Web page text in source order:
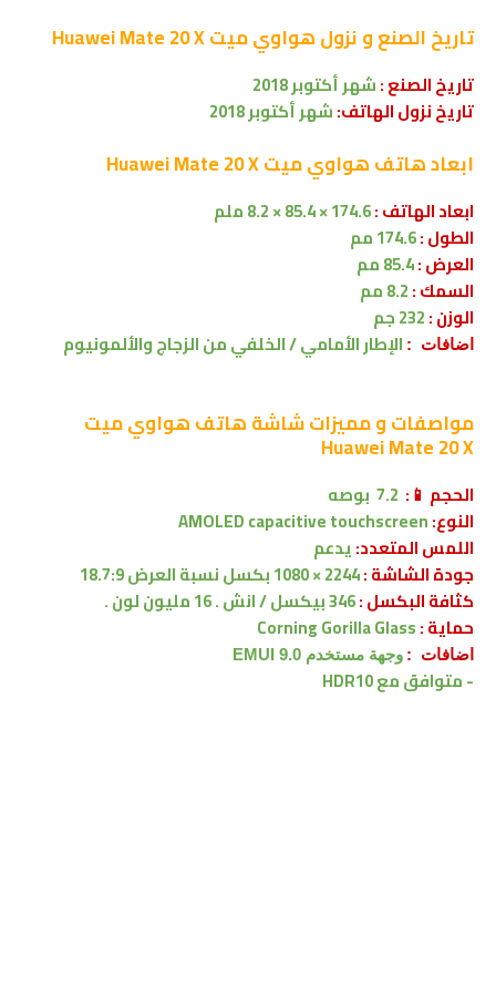
تاريخ الصنع و نزولهواوي ميت Huawei Mate 20 X
تاريخ الصنع :شهر أكتوبر 2018
تاريخ نزول الهاتف:شهرأكتوبر2018
ابعادهاتف هواوي ميت Huawei Mate 20 X
ابعاد الهاتف :174.6 × 85.4 × 8.2 ملم
الطول :174.6 مم
العرض :
السمك :8.2 مم
الوزن :
اضافات : الإطار الأمامي / الخلفي من الزجاج والألمونيوم
مواصفات و مميزات شاشةهاتف هواوي ميت
Huawei Mate 20 X
الحجم 📱:
النوع:AMOLED capacitive touchscreen
اللمس المتعدد:يدعم
جودة الشاشة :2244 × 1080 بكسل
نسبة العرض 18.7:9
كثافة البكسل :346 بيكسل / انش . 16 مليون لون .
حماية :
اضافات : وجهة مستخدم EMUI 9.0
- متوافق مع HDR10